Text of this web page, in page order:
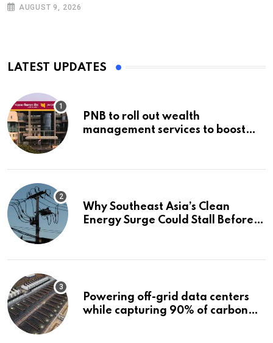
AUGUST 9, 2026
LATEST UPDATES
PNB to roll out wealth
management services to boost
Why Southeast Asia’s Clean
Energy Surge Could Stall Before It
Powering off-grid data centers
while capturing 90% of carbon